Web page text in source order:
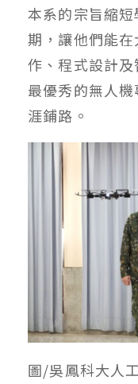
本系的宗旨縮
期，讓他們能
作、程式設計
最優秀的無人
涯鋪路。
圖/吳鳳科大人